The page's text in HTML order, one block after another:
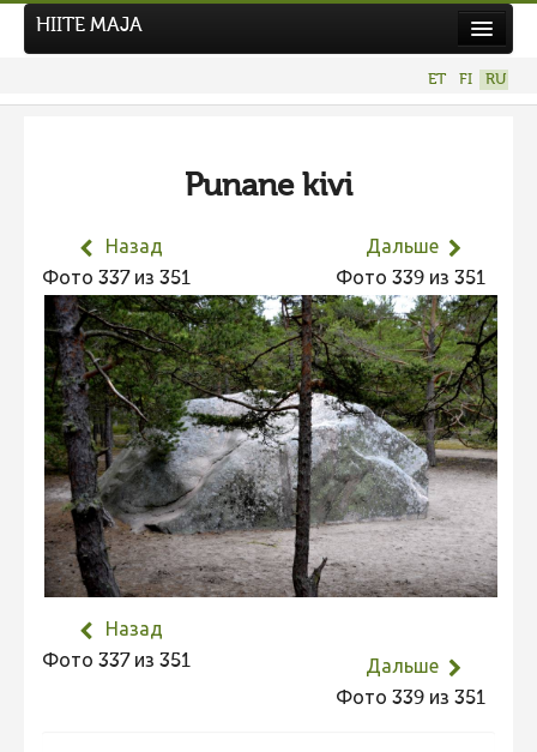
Hiite kuvavõistlus 2026
Фотоконкурс 2025
Не учитываются 2025
Видео 2025
Фотоконкурс 2024
Не учитываются 2024
Видео 2024
Фотоконкурс 2023
Не учитываются 2023
HIITE MAJA
ET FI RU
Punane kivi
Назад
Фото 337 из 351
Дальше
Фото 339 из 351
Назад
Фото 337 из 351
Дальше
Фото 339 из 351